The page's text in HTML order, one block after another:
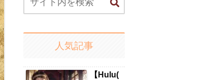
人気記事
【Hulu(